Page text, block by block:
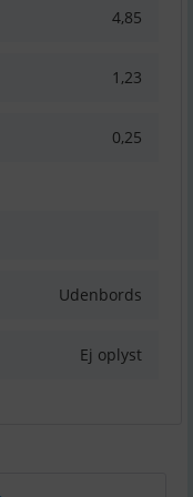
4,85
1,23
0,25
Udenbords
Ej oplyst